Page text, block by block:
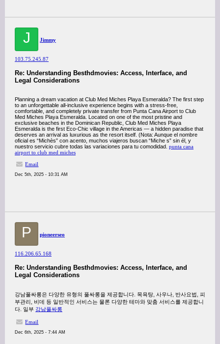
J Jimmy
103.75.245.87
Re: Understanding Besthdmovies: Access, Interface, and
Legal Considerations
Planning a dream vacation at Club Med Miches Playa Esmeralda? The first step
to an unforgettable all-inclusive experience begins with a stress-free,
comfortable, and completely private transfer from Punta Cana Airport to Club
Med Miches Playa Esmeralda. Located on one of the most pristine and
exclusive beaches in the Dominican Republic, Club Med Miches Playa
Esmeralda is the first Eco-Chic village in the Americas — a hidden paradise that
deserves an arrival as luxurious as the resort itself. (Nota: Aunque el nombre
oficial es “Michès” con acento, muchos viajeros buscan “Miche s” sin él, y
nuestro servicio cubre todas las variaciones para tu comodidad. punta cana
airport to club med miches
Email
Dec 5th, 2025 - 10:31 AM
P pioneerseo
116.206.65.168
Re: Understanding Besthdmovies: Access, Interface, and
Legal Considerations
강남풀싸롱은 다양한 유형의 풀싸롱을 제공합니다. 목욕탕, 사우나, 반사요법, 피
부관리, 비데 등 일반적인 서비스는 물론 다양한 테마와 맞춤 서비스를 제공합니
다. 일부 강남풀싸롱
Email
Dec 6th, 2025 - 7:44 AM